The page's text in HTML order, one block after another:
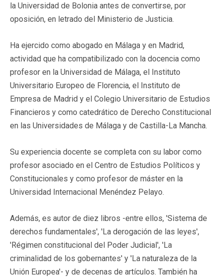
la Universidad de Bolonia antes de convertirse, por
oposición, en letrado del Ministerio de Justicia.
Ha ejercido como abogado en Málaga y en Madrid,
actividad que ha compatibilizado con la docencia como
profesor en la Universidad de Málaga, el Instituto
Universitario Europeo de Florencia, el Instituto de
Empresa de Madrid y el Colegio Universitario de Estudios
Financieros y como catedrático de Derecho Constitucional
en las Universidades de Málaga y de Castilla-La Mancha.
Su experiencia docente se completa con su labor como
profesor asociado en el Centro de Estudios Políticos y
Constitucionales y como profesor de máster en la
Universidad Internacional Menéndez Pelayo.
Además, es autor de diez libros -entre ellos, 'Sistema de
derechos fundamentales', 'La derogación de las leyes',
'Régimen constitucional del Poder Judicial', 'La
criminalidad de los gobernantes' y 'La naturaleza de la
Unión Europea'- y de decenas de artículos. También ha